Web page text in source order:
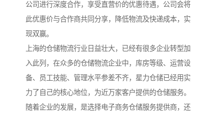
公司进行深度合作，享受直营价的优惠待遇，公司会将
此优惠价与合作商共同分享，降低物流及快递成本，实
现双赢。
上海的仓储物流行业日益壮大，已经有很多企业转型加
入此列，在众多的仓储物流企业中，库房等级、运营设
备、员工技能、管理水平参差不齐，星力仓储已经用实
力了自己的核心地位，为近万家客户提供的仓储服务。
随着企业的发展，是选择电子商务仓储服务提供商，还